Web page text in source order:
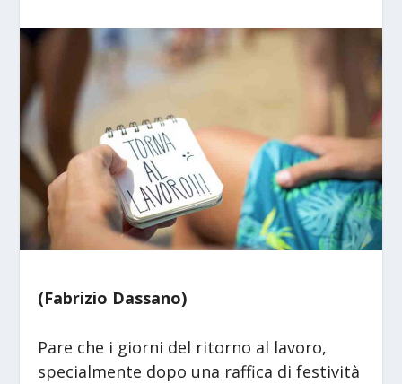
(Fabrizio Dassano)
Pare che i giorni del ritorno al lavoro,
specialmente dopo una raffica di festività